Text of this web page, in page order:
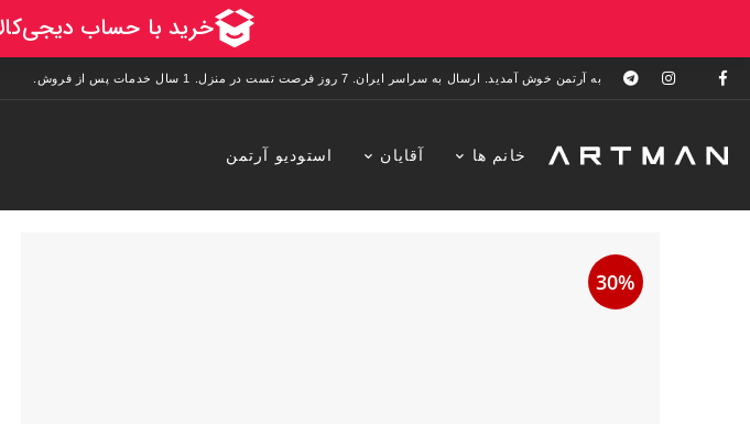
به آرتمن خوش آمدید. ارسال به سراسر ایران. 7 روز فرصت تست در منزل. 1 سال خدمات پس از فروش.
خانم ها آقایان استودیو آرتمن
30%